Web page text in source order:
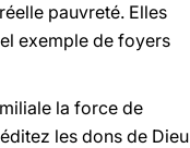
pauvreté. Elles
exemple de foyers
la force de
les dons de Dieu